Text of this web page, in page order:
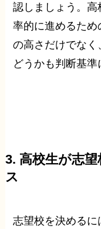
認しましょう。
率的に進めるた
の高さだけでな
どうかも判断基準
3. 高校生が志
ス
志望校を決める